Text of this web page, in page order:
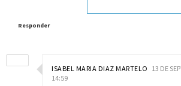
Responder
ISABEL MARIA DIAZ MARTELO 13 DE
14:59